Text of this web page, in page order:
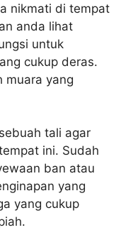
nikmati di tempat
anda lihat
untuk
cukup deras.
muara yang
tali agar
ini. Sudah
ban atau
yang
yang cukup